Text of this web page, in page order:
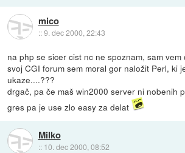
mico
::9. dec 2000, 22:43
na php se sicer cist nc ne spoznam, sam vem
svoj CGI forum sem moral gor naložit Perl, ki
ukaze....???
drgač, pa če maš win2000 server ni nobenih
gres pa je use zlo easy za delat
Milko
:: 10. dec 2000, 08:52